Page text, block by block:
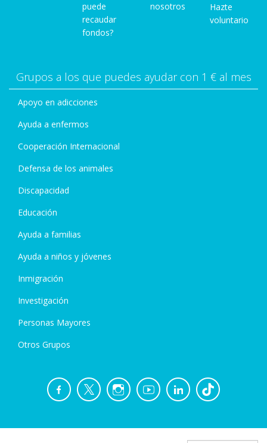
puede
recaudar
fondos?
nosotros
Hazte
voluntario
Grupos a los que puedes ayudar con 1 € al mes
Apoyo en adicciones
Ayuda a enfermos
Cooperación Internacional
Defensa de los animales
Discapacidad
Educación
Ayuda a familias
Ayuda a niños y jóvenes
Inmigración
Investigación
Personas Mayores
Otros Grupos